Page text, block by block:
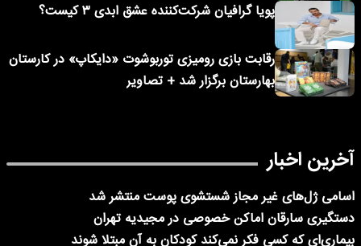
پویا گرافیان شرکت‌کننده عشق ابدی ۳ کیست؟
رقابت بازی رومیزی توربوشوت «دایکاپ» در کارستان
بهارستان برگزار شد + تصاویر
آخرین اخبار
اسامی ژل‌های غیر مجاز شستشوی پوست منتشر شد
دستگیری سارقان اماکن خصوصی در مجیدیه تهران
بیماری‌ای که کسی فکر نمی‌کند کودکان به آن مبتلا شوند